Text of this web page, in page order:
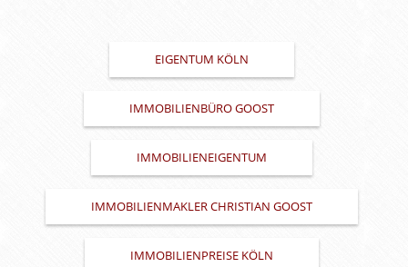
EIGENTUM KÖLN
IMMOBILIENBÜRO GOOST
IMMOBILIENEIGENTUM
IMMOBILIENMAKLER CHRISTIAN GOOST
IMMOBILIENPREISE KÖLN